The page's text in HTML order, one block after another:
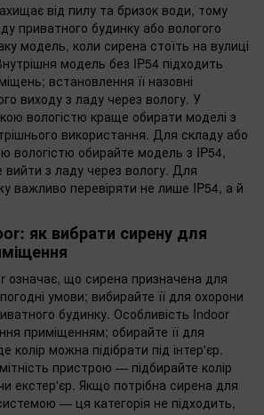
від пилу та бризок води, тому
приватного будинку або вологого
модель, коли сирена стоїть на вулиці
модель без IP54 підходить
встановлення її назовні
виходу з ладу через вологу. У
вологістю краще обирати моделі з
використання. Для складу або
вологістю обирайте модель з IP54,
з ладу через вологу. Для
важливо перевіряти не лише IP54, а й
як вибрати сирену для
означає, що сирена призначена для
умови; вибирайте її для охорони
будинку. Особливість Indoor
приміщенням; обирайте її для
колір можна підібрати під інтер'єр.
пристрою — підбирайте колір
екстер'єр. Якщо потрібна сирена для
— ця категорія не підходить,